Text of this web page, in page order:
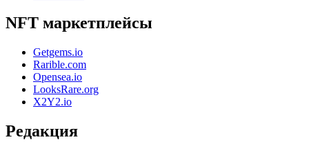
NFT маркетплейсы
Getgems.io
Rarible.com
Opensea.io
LooksRare.org
X2Y2.io
Редакция